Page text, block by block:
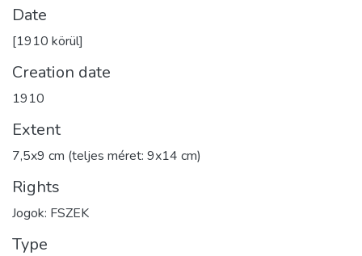
Date
[1910 körül]
Creation date
1910
Extent
7,5x9 cm (teljes méret: 9x14 cm)
Rights
Jogok: FSZEK
Type